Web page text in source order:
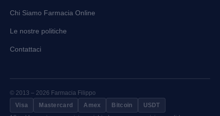
Chi Siamo Farmacia Online
Le nostre politiche
Contattaci
© 2013 – 2026 Farmacia Filippo
Visa
Mastercard Amex Bitcoin
USDT